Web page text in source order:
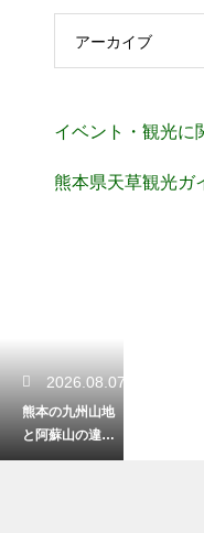
アーカイブ
イベント・観光に
熊本県天草観光ガ
2026.08.07
熊本の九州山地
と阿蘇山の違い
とは？地形と自